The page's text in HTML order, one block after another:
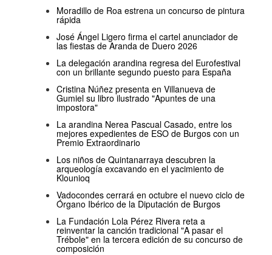
Moradillo de Roa estrena un concurso de pintura
rápida
José Ángel Ligero firma el cartel anunciador de
las fiestas de Aranda de Duero 2026
La delegación arandina regresa del Eurofestival
con un brillante segundo puesto para España
Cristina Núñez presenta en Villanueva de
Gumiel su libro ilustrado "Apuntes de una
impostora"
La arandina Nerea Pascual Casado, entre los
mejores expedientes de ESO de Burgos con un
Premio Extraordinario
Los niños de Quintanarraya descubren la
arqueología excavando en el yacimiento de
Klounioq
Vadocondes cerrará en octubre el nuevo ciclo de
Órgano Ibérico de la Diputación de Burgos
La Fundación Lola Pérez Rivera reta a
reinventar la canción tradicional "A pasar el
Trébole" en la tercera edición de su concurso de
composición